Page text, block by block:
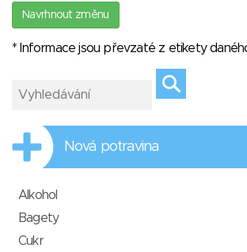
Navrhnout změnu
* Informace jsou převzaté z etikety
Nová potravina
Alkohol
Bagety
Cukr